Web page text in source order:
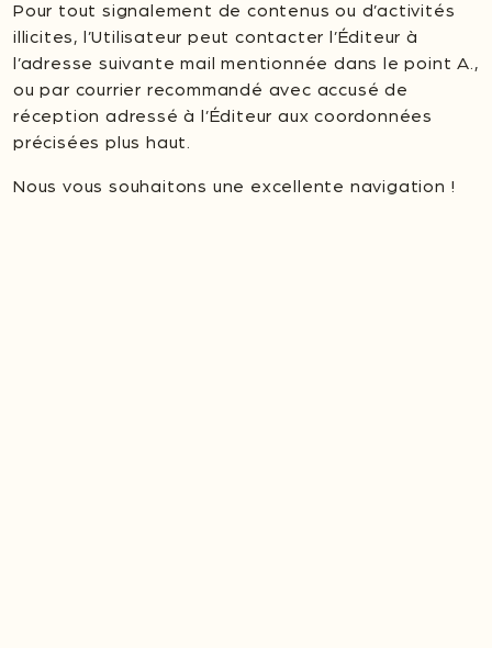
Pour tout signalement de contenus ou d’activités
illicites, l’Utilisateur peut contacter l’Éditeur à
l’adresse suivante mail mentionnée dans le point A.,
ou par courrier recommandé avec accusé de
réception adressé à l’Éditeur aux coordonnées
précisées plus haut.
Nous vous souhaitons une excellente navigation !